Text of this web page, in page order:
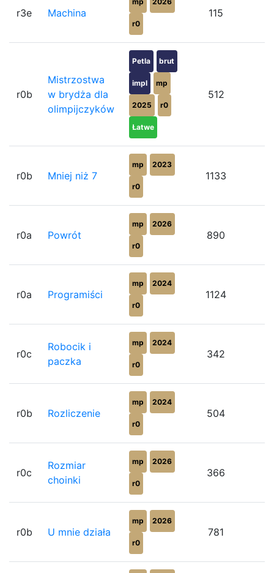
r3e Machina
r0
115
r0b
Mistrzostwa
w brydża dla
olimpijczyków
Petla brut
impl mp
2025 r0
Łatwe
512
r0b Mniej niż 7
mp 2023
r0
1133
r0a Powrót
mp 2026
r0
890
r0a Programiści
mp 2024
r0
1124
r0c
Robocik i
paczka
mp 2024
r0
342
r0b Rozliczenie
mp 2024
r0
504
r0c
Rozmiar
choinki
mp 2026
r0
366
r0b U mnie działa
mp 2026
r0
781